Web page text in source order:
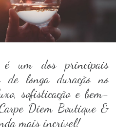
é um dos principais
de longa duração no
sofisticação e bem-
Diem Boutique &
mais incrível!